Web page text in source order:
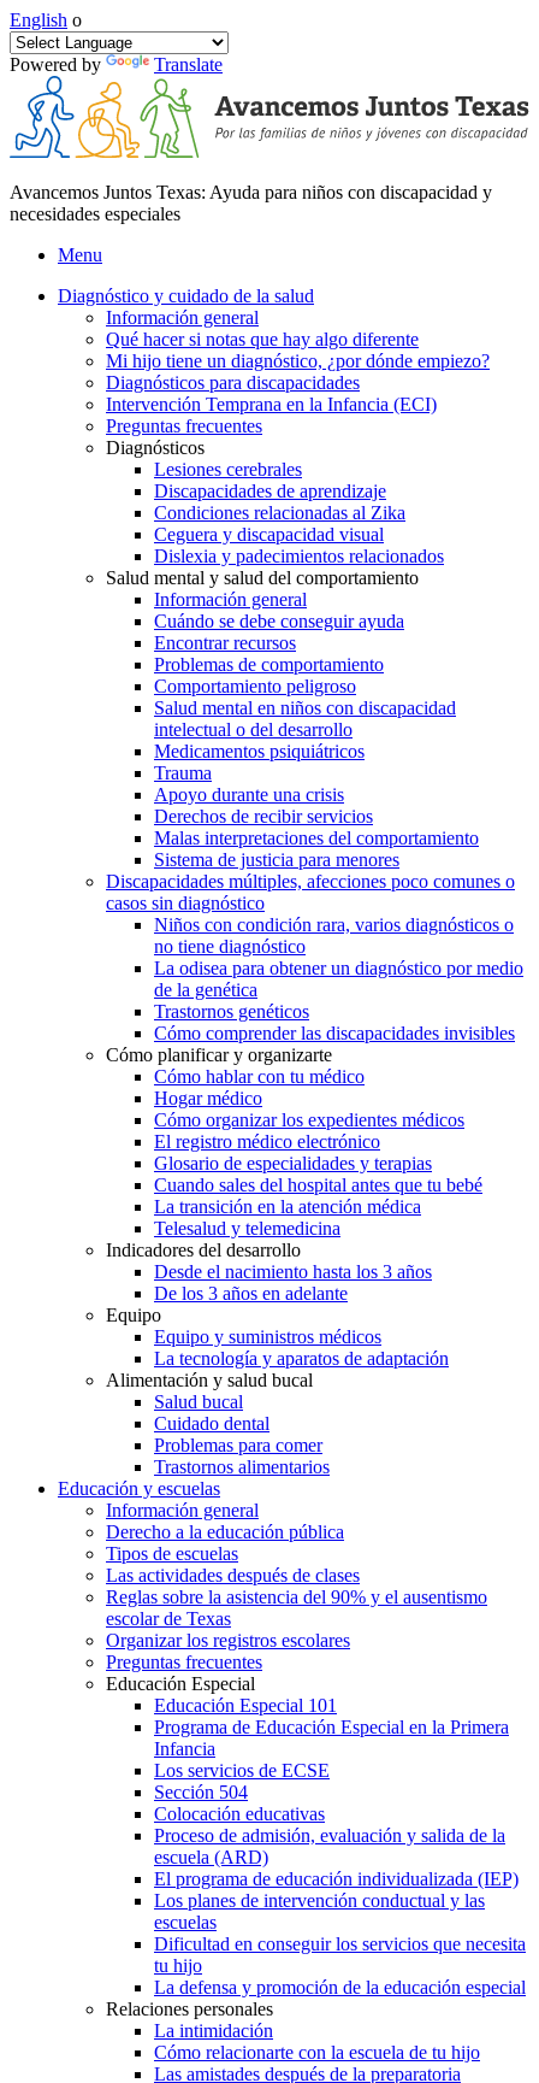
English o
Powered by Translate
Avancemos Juntos Texas: Ayuda para niños con discapacidad y
necesidades especiales
Menu
Diagnóstico y cuidado de la salud
Información general
Qué hacer si notas que hay algo diferente
Mi hijo tiene un diagnóstico, ¿por dónde empiezo?
Diagnósticos para discapacidades
Intervención Temprana en la Infancia (ECI)
Preguntas frecuentes
Diagnósticos
Lesiones cerebrales
Discapacidades de aprendizaje
Condiciones relacionadas al Zika
Ceguera y discapacidad visual
Dislexia y padecimientos relacionados
Salud mental y salud del comportamiento
Información general
Cuándo se debe conseguir ayuda
Encontrar recursos
Problemas de comportamiento
Comportamiento peligroso
Salud mental en niños con discapacidad
intelectual o del desarrollo
Medicamentos psiquiátricos
Trauma
Apoyo durante una crisis
Derechos de recibir servicios
Malas interpretaciones del comportamiento
Sistema de justicia para menores
Discapacidades múltiples, afecciones poco comunes o
casos sin diagnóstico
Niños con condición rara, varios diagnósticos o
no tiene diagnóstico
La odisea para obtener un diagnóstico por medio
de la genética
Trastornos genéticos
Cómo comprender las discapacidades invisibles
Cómo planificar y organizarte
Cómo hablar con tu médico
Hogar médico
Cómo organizar los expedientes médicos
El registro médico electrónico
Glosario de especialidades y terapias
Cuando sales del hospital antes que tu bebé
La transición en la atención médica
Telesalud y telemedicina
Indicadores del desarrollo
Desde el nacimiento hasta los 3 años
De los 3 años en adelante
Equipo
Equipo y suministros médicos
La tecnología y aparatos de adaptación
Alimentación y salud bucal
Salud bucal
Cuidado dental
Problemas para comer
Trastornos alimentarios
Educación y escuelas
Información general
Derecho a la educación pública
Tipos de escuelas
Las actividades después de clases
Reglas sobre la asistencia del 90% y el ausentismo
escolar de Texas
Organizar los registros escolares
Preguntas frecuentes
Educación Especial
Educación Especial 101
Programa de Educación Especial en la Primera
Infancia
Los servicios de ECSE
Sección 504
Colocación educativas
Proceso de admisión, evaluación y salida de la
escuela (ARD)
El programa de educación individualizada (IEP)
Los planes de intervención conductual y las
escuelas
Dificultad en conseguir los servicios que necesita
tu hijo
La defensa y promoción de la educación especial
Relaciones personales
La intimidación
Cómo relacionarte con la escuela de tu hijo
Las amistades después de la preparatoria